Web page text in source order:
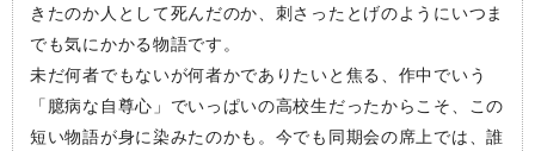
きたのか人として死んだのか、刺さったとげのようにいつま
でも気にかかる物語です。
未だ何者でもないが何者かでありたいと焦る、作中でいう
「臆病な自尊心」でいっぱいの高校生だったからこそ、この
短い物語が身に染みたのかも。今でも同期会の席上では、誰